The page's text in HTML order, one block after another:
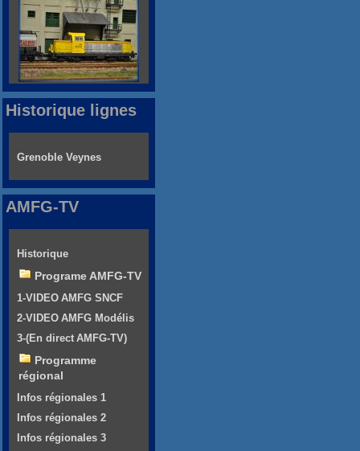
Historique lignes
Grenoble Veynes
AMFG-TV
Historique
Programe AMFG-TV
1-VIDEO AMFG SNCF
2-VIDEO AMFG Modélis
3-(En direct AMFG-TV)
Programme
régional
Infos régionales 1
Infos régionales 2
Infos régionales 3